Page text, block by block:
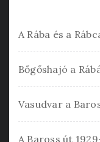
A Rába és a
Bőgőshajó a
Vasudvar a
A Baross út